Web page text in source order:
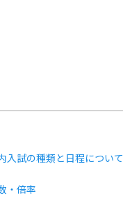
入試の種類と日程について
・倍率